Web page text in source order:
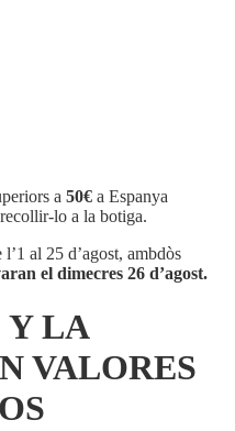
a 50€ a Espanya
lo a la botiga.
al 25 d’agost, ambdòs
el dimecres 26 d’agost.
LA
VALORES